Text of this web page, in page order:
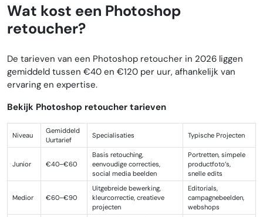
Wat kost een Photoshop
retoucher?
De tarieven van een Photoshop retoucher in 2026 liggen
gemiddeld tussen €40 en €120 per uur, afhankelijk van
ervaring en expertise.
Bekijk Photoshop retoucher tarieven
Niveau
Gemiddeld
Uurtarief
Specialisaties Typische Projecten
Junior €40–€60
Basis retouching,
eenvoudige correcties,
social media beelden
Portretten, simpele
productfoto’s,
snelle edits
Medior €60–€90
Uitgebreide bewerking,
kleurcorrectie, creatieve
projecten
Editorials,
campagnebeelden,
webshops